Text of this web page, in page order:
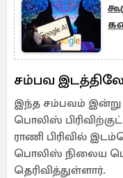
சம்பவ
இந்த சம்பவம் இன்று
பொலிஸ்
ராணி பிரிவில்
பொலிஸ் நிலைய
தெரிவித்துள்ளார்.